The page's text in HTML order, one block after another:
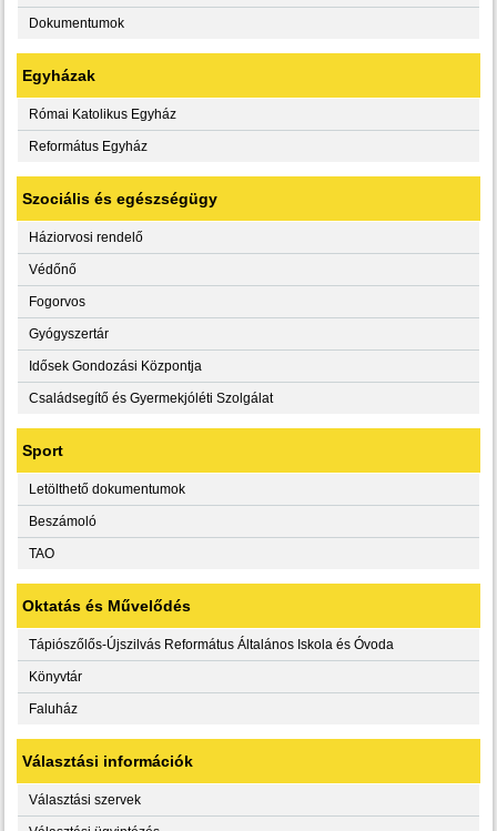
Dokumentumok
Egyházak
Római Katolikus Egyház
Református Egyház
Szociális és egészségügy
Háziorvosi rendelő
Védőnő
Fogorvos
Gyógyszertár
Idősek Gondozási Központja
Családsegítő és Gyermekjóléti Szolgálat
Sport
Letölthető dokumentumok
Beszámoló
TAO
Oktatás és Művelődés
Tápiószőlős-Újszilvás Református Általános Iskola és Óvoda
Könyvtár
Faluház
Választási információk
Választási szervek